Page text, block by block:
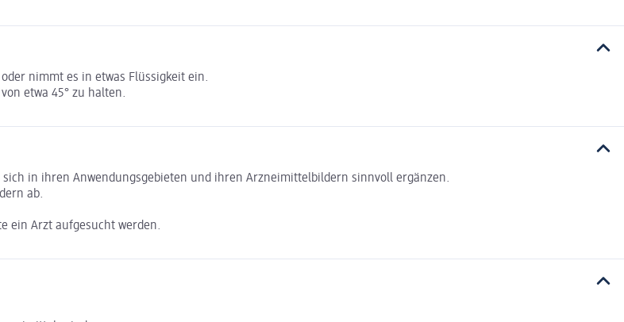
nimmt es in etwas Flüssigkeit ein.
etwa 45° zu halten.
in ihren Anwendungsgebieten und ihren Arzneimittelbildern sinnvoll ergänzen.
ab.
ein Arzt aufgesucht werden.